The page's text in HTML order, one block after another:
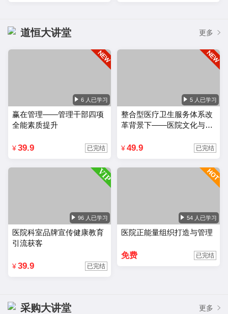
道恒大讲堂 更多
6 人已学习
赢在管理——管理干部四项
全能素质提升
¥ 39.9 已完结
5 人已学习
整合型医疗卫生服务体系改
革背景下——医院文化与品
¥ 49.9 已完结
96 人已学习
医院科室品牌宣传健康教育
引流获客
¥ 39.9 已完结
54 人已学习
医院正能量组织打造与管理
免费 已完结
采购大讲堂 更多